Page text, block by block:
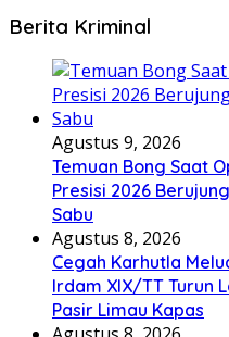
Berita Kriminal
Agustus 9, 2026
Temuan Bong Saat
Presisi 2026
Sabu
Agustus 8, 2026
Cegah Karhutla
Irdam XIX/TT Turun
Pasir Limau Kapas